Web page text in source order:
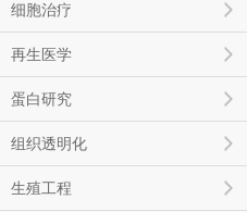
细胞治疗
再生医学
蛋白研究
组织透明化
生殖工程